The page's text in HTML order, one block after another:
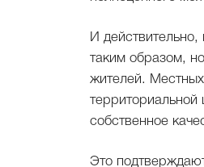
И
таким образом,
жителей.
территориальной
собственное
Это